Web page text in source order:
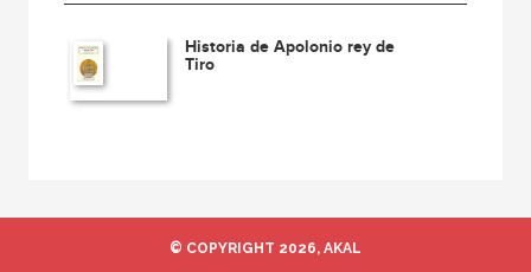
Escritora
Ilustrador
Historia de Apolonio rey de
Tiro
© COPYRIGHT 2026, AKAL